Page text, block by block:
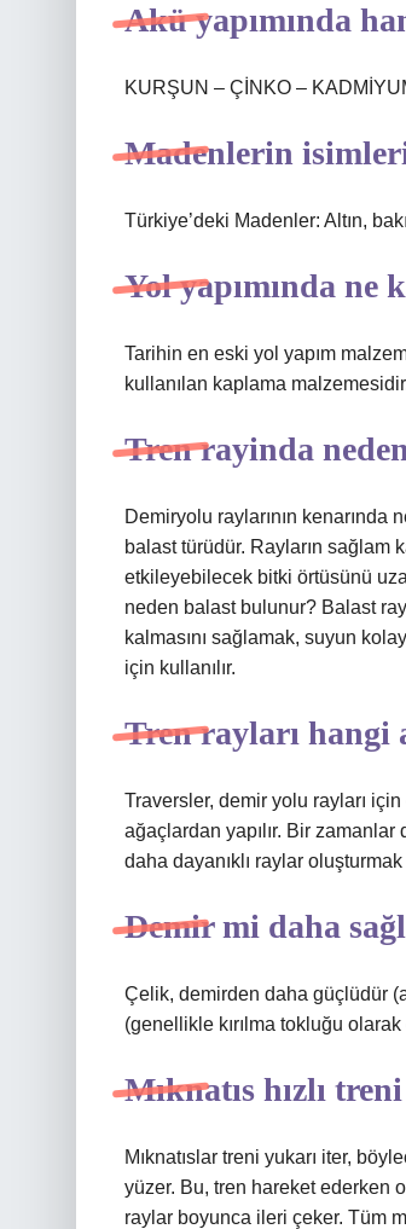
Akü yapımında
KURŞUN – ÇİNKO –
Madenlerin
Türkiye’deki Madenler: Altın,
Yol yapımında ne
Tarihin en eski yol yapım
kullanılan kaplama
Tren rayinda
Demiryolu raylarının
balast türüdür. Rayların sağlam
etkileyebilecek bitki örtüsünü
neden balast bulunur? Balast
kalmasını sağlamak, suyun
için kullanılır.
Tren rayları hangi
Traversler, demir yolu rayları
ağaçlardan yapılır. Bir zamanlar
daha dayanıklı raylar
Demir mi daha
Çelik, demirden daha güçlüdür
(genellikle kırılma tokluğu
Mıknatıs hızlı
Mıknatıslar treni yukarı iter,
yüzer. Bu, tren hareket ederken
raylar boyunca ileri çeker. Tüm